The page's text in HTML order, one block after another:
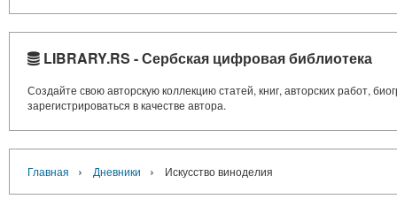
LIBRARY.RS - Сербская цифровая библиотека
Создайте свою авторскую коллекцию статей, книг, авторских работ,
зарегистрироваться в качестве автора.
Главная › Дневники › Искусство виноделия